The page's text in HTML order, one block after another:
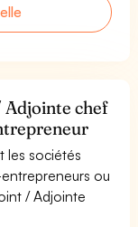
Adjointe chef
les sociétés
ou
/ Adjointe